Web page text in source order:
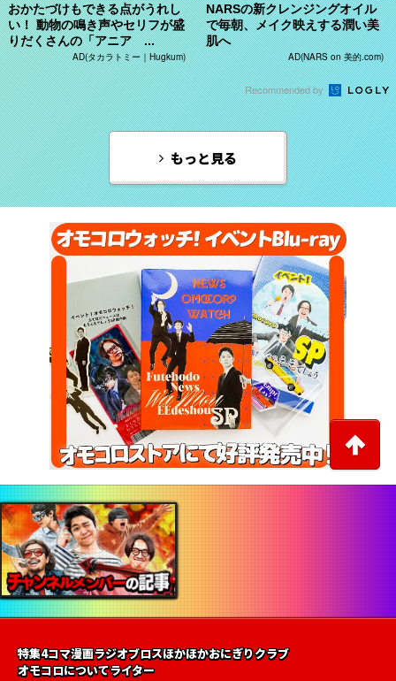
おかたづけもできる点がうれし
い！ 動物の鳴き声やセリフが盛
りだくさんの「アニア ...
AD(タカラトミー｜Hugkum)
NARSの新クレンジングオイル
で毎朝、メイク映えする潤い美
肌へ
AD(NARS on 美的.com)
Recommended by
もっと見る
特集4コマ漫画ラジオブロスほかほかおにぎりクラブ
オモコロについてライター